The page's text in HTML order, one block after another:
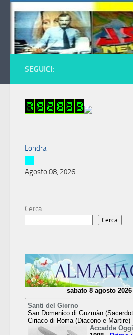
Salta al contenuto
SEGUICI:
Londra
Agosto 08, 2026
Cerca
Cerca